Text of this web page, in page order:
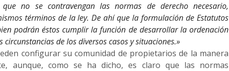
no se contravengan las normas de derecho necesario,
términos de la ley. De ahí que la formulación de Estatutos
podrán éstos cumplir la función de desarrollar la ordenación
de los diversos casos y situaciones.»
configurar su comunidad de propietarios de la manera
aunque, como se ha dicho, es claro que las normas